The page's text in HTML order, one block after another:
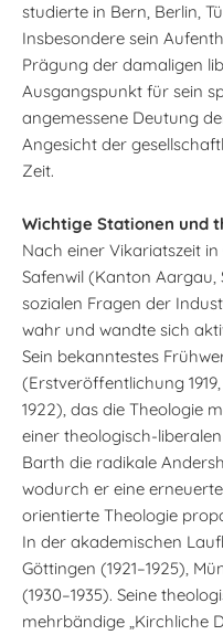
studierte in Bern, Berlin,
Insbesondere sein
Prägung der damaligen
Ausgangspunkt für sein
angemessene Deutung
Angesicht der
Zeit.
Wichtige Stationen und
Nach einer Vikariatszeit in
Safenwil (Kanton Aargau,
sozialen Fragen der
wahr und wandte sich
Sein bekanntestes
(Erstveröffentlichung
1922), das die Theologie
einer theologisch-
Barth die radikale
wodurch er eine
orientierte Theologie
In der akademischen
Göttingen (1921–1925),
(1930–1935). Seine
mehrbändige „Kirchliche